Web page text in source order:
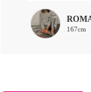
167cm